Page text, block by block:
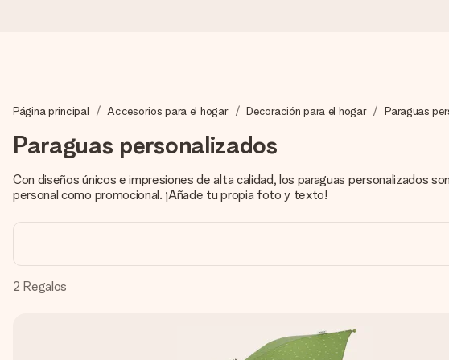
Preparamos tu regalo con cuidado y lo enviamos al vuelo, para que lo
4,5 (basado en +15.000 opiniones)
Tarjeta de felicitación gratuita
Página principal Accesorios para el hogar Decoración para el hogar Paraguas
Paraguas personalizados
Con diseños únicos e impresiones de alta calidad, los paraguas personalizados
personal como promocional. ¡Añade tu propia foto y texto!
2 Regalos